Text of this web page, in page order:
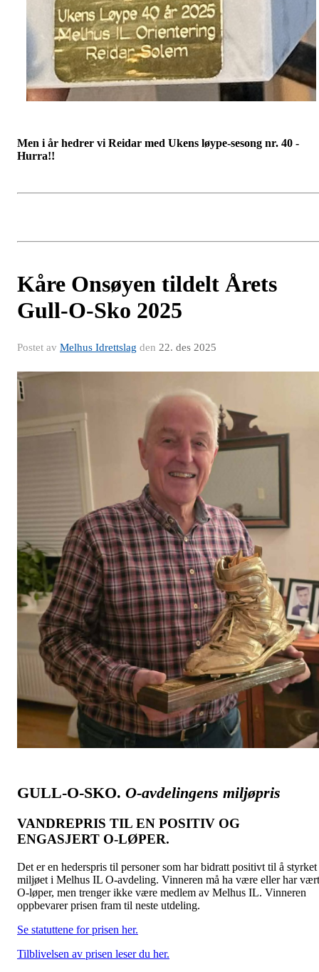
Men i år hedrer vi Reidar med Ukens løype-sesong nr. 40 -
Hurra!!
Kåre Onsøyen tildelt Årets
Gull-O-Sko 2025
Postet av Melhus Idrettslag den 22. des 2025
GULL-O-SKO. O-avdelingens miljøpris
VANDREPRIS TIL EN POSITIV OG
ENGASJERT O-LØPER.
Det er en hederspris til personer som har bidratt positivt til å styrket
miljøet i Melhus IL O-avdeling. Vinneren må ha være eller har vært
O-løper, men trenger ikke være medlem av Melhus IL. Vinneren
oppbevarer prisen fram til neste utdeling.
Se statuttene for prisen her.
Tilblivelsen av prisen leser du her.